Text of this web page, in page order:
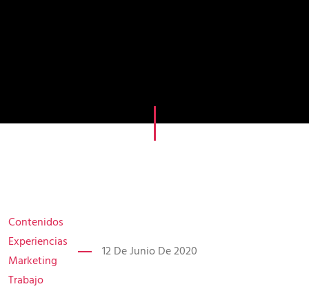
Contenidos
Experiencias
Marketing
Trabajo
12 De Junio De 2020